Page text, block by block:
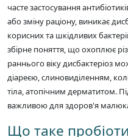
часте застосування
або зміну раціону, виникає
корисних та шкідливих
збірне поняття, що охоплює
раннього віку дисбактеріоз
діареєю, слиновиділенням,
тіла, атопічним дерматитом.
важливою для здоров'я
Що таке